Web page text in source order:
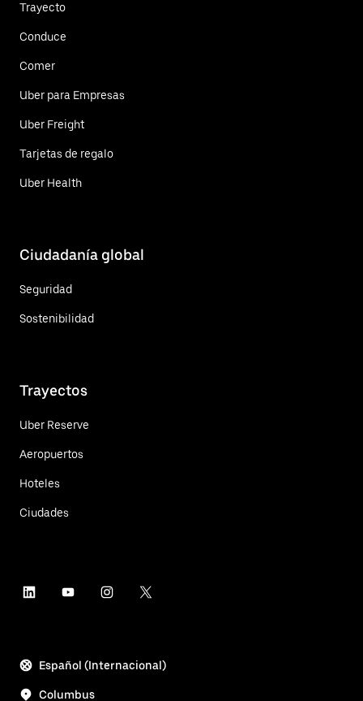
Trayecto
Conduce
Comer
Uber para Empresas
Uber Freight
Tarjetas de regalo
Uber Health
Ciudadanía global
Seguridad
Sostenibilidad
Trayectos
Uber Reserve
Aeropuertos
Hoteles
Ciudades
Español (Internacional)
Columbus